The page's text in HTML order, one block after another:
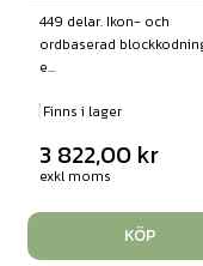
449 delar. Ikon- och
ordbaserad
e...
Finns i lager
3 822,00 kr
exkl moms
KÖP